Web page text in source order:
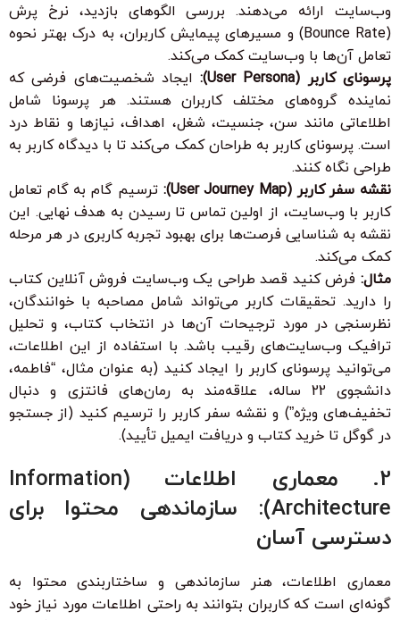
وب‌سایت ارائه می‌دهند. بررسی الگوهای بازدید، نرخ پرش
(Bounce Rate) و مسیرهای پیمایش کاربران، به درک بهتر نحوه
تعامل آن‌ها با وب‌سایت کمک می‌کند.
پرسونای کاربر (User Persona):
ایجاد شخصیت‌های فرضی که
نماینده گروه‌های مختلف کاربران هستند. هر پرسونا شامل
اطلاعاتی مانند سن، جنسیت، شغل، اهداف، نیازها و نقاط درد
است. پرسونای کاربر به طراحان کمک می‌کند تا با دیدگاه کاربر به
طراحی نگاه کنند.
نقشه سفر کاربر (User Journey Map):
ترسیم گام به گام تعامل
کاربر با وب‌سایت، از اولین تماس تا رسیدن به هدف نهایی. این
نقشه به شناسایی فرصت‌ها برای بهبود تجربه کاربری در هر مرحله
کمک می‌کند.
مثال: فرض کنید قصد طراحی یک وب‌سایت فروش آنلاین کتاب
را دارید. تحقیقات کاربر می‌تواند شامل مصاحبه با خوانندگان،
نظرسنجی در مورد ترجیحات آن‌ها در انتخاب کتاب، و تحلیل
ترافیک وب‌سایت‌های رقیب باشد. با استفاده از این اطلاعات،
می‌توانید پرسونای کاربر را ایجاد کنید (به عنوان مثال، “فاطمه،
دانشجوی 22 ساله، علاقه‌مند به رمان‌های فانتزی و دنبال
تخفیف‌های ویژه”) و نقشه سفر کاربر را ترسیم کنید (از جستجو
در گوگل تا خرید کتاب و دریافت ایمیل تأیید).
2. معماری اطلاعات (Information
Architecture): سازماندهی محتوا برای
دسترسی آسان
معماری اطلاعات، هنر سازماندهی و ساختاربندی محتوا به
گونه‌ای است که کاربران بتوانند به راحتی اطلاعات مورد نیاز خود